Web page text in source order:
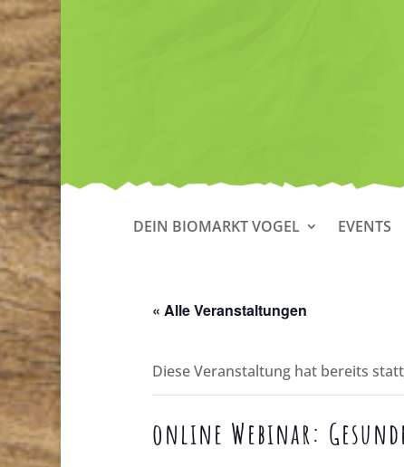
DEIN BIOMARKT VOGEL EVENTS
« Alle Veranstaltungen
Diese Veranstaltung hat bereits
online Webinar: